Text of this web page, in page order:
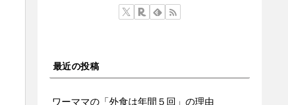
最近の投稿
ワーママの「外食は年間５回」の理由